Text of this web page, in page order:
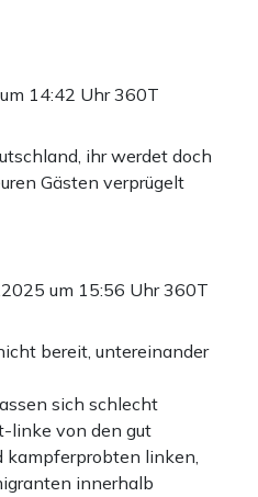
14:42 Uhr360T
ihr werdet doch
Gästen verprügelt
um 15:56 Uhr360T
bereit, untereinander
sich schlecht
linke von den gut
kampferprobten linken,
innerhalb